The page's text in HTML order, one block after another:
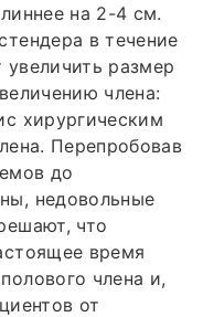
на 2-4 см.
в течение
увеличить размер
члена:
хирургическим
Перепробовав
до
недовольные
что
время
члена и,
от